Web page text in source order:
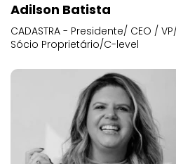
Adilson Batista
CADASTRA - Presidente/ CEO / VP/
Sócio Proprietário/C-level